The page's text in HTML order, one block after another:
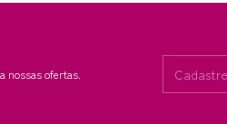
nossas ofertas.